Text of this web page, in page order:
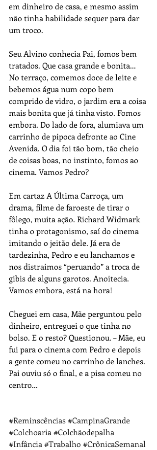
em dinheiro de casa, e mesmo assim
não tinha habilidade sequer para dar
um troco.
Seu Alvino conhecia Pai, fomos bem
tratados. Que casa grande e bonita...
No terraço, comemos doce de leite e
bebemos água num copo bem
comprido de vidro, o jardim era a coisa
mais bonita que já tinha visto. Fomos
embora. Do lado de fora, alumiava um
carrinho de pipoca defronte ao Cine
Avenida. O dia foi tão bom, tão cheio
de coisas boas, no instinto, fomos ao
cinema. Vamos Pedro?
Em cartaz A Última Carroça, um
drama, filme de faroeste de tirar o
fôlego, muita ação. Richard Widmark
tinha o protagonismo, saí do cinema
imitando o jeitão dele. Já era de
tardezinha, Pedro e eu lanchamos e
nos distraímos “peruando” a troca de
gibis de alguns garotos. Anoitecia.
Vamos embora, está na hora!
Cheguei em casa, Mãe perguntou pelo
dinheiro, entreguei o que tinha no
bolso. E o resto? Questionou. – Mãe, eu
fui para o cinema com Pedro e depois
a gente comeu no carrinho de lanches.
Pai ouviu só o final, e a pisa comeu no
centro...
#Reminscências#CampinaGrande
#Colchoaria#Colchãodepalha
#Infância#Trabalho #CrônicaSemanal